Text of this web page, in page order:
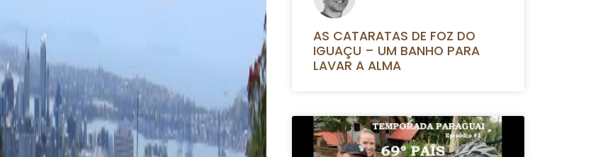
AS CATARATAS DE FOZ DO
IGUAÇU – UM BANHO PARA
LAVAR A ALMA